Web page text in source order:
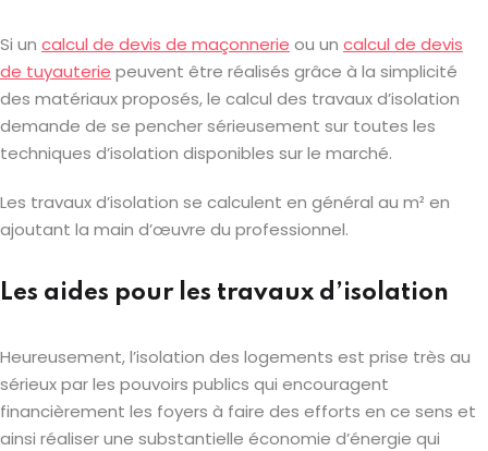
Si un calcul de devis de maçonnerie ou un calcul de devis
de tuyauterie peuvent être réalisés grâce à la simplicité
des matériaux proposés, le calcul des travaux d’isolation
demande de se pencher sérieusement sur toutes les
techniques d’isolation disponibles sur le marché.
Les travaux d’isolation se calculent en général au m² en
ajoutant la main d’œuvre du professionnel.
Les aides pour les travaux d’isolation
Heureusement, l’isolation des logements est prise très au
sérieux par les pouvoirs publics qui encouragent
financièrement les foyers à faire des efforts en ce sens et
ainsi réaliser une substantielle économie d’énergie qui